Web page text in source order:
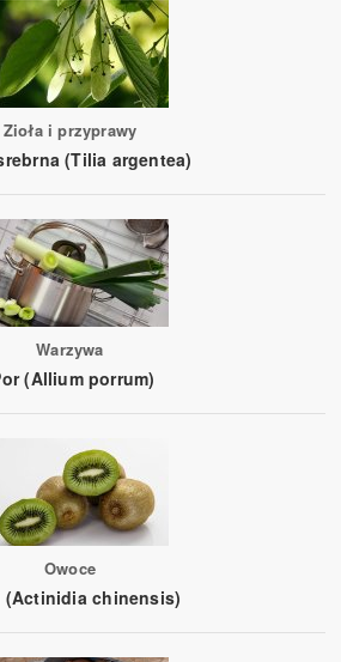
Zioła i przyprawy
(Tilia argentea)
Warzywa
(Allium porrum)
Owoce
(Actinidia chinensis)